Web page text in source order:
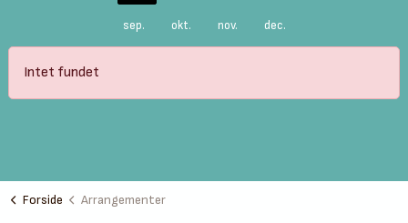
sep. okt. nov. dec.
Intet fundet
Forside Arrangementer